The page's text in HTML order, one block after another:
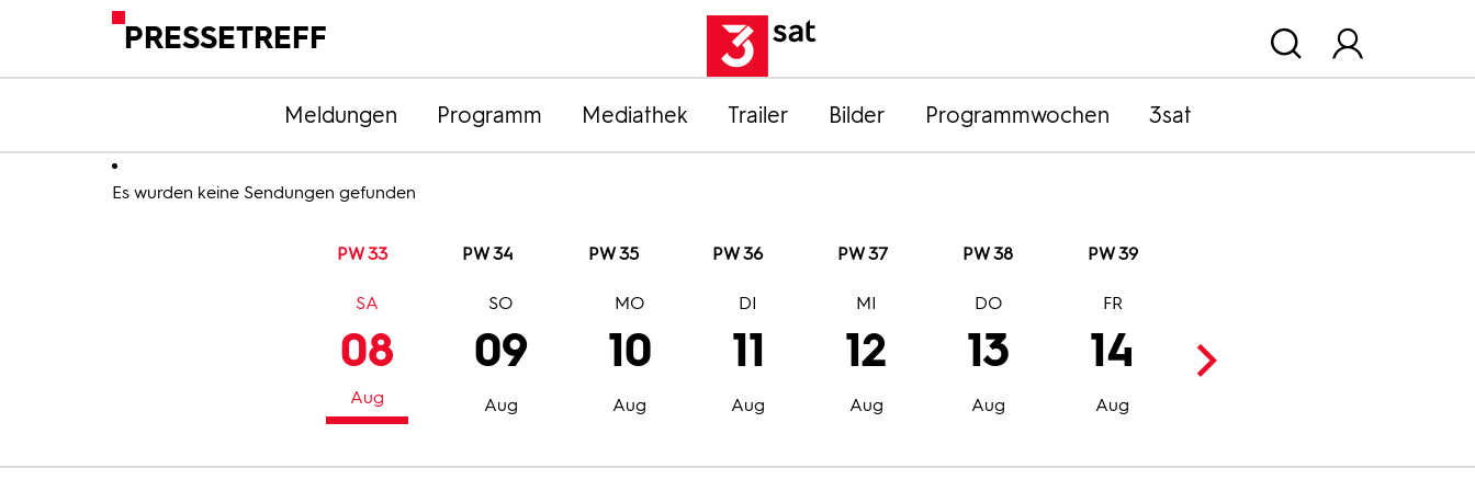
PRESSETREFF
Meldungen Programm Mediathek Trailer Bilder Programmwochen 3sat
Es wurden keine Sendungen gefunden
PW 33 PW 34 PW 35 PW 36 PW 37 PW 38 PW 39
08
Aug
SA
09
Aug
SO
10
Aug
MO
11
Aug
DI
12
Aug
MI
13
Aug
DO
14
Aug
FR
15